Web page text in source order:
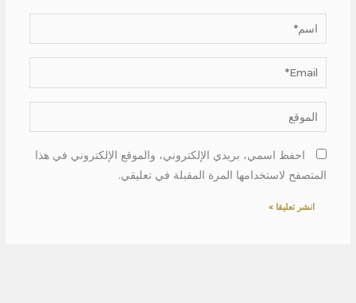
اسم*
Email*
الموقع
احفظ اسمي، بريدي الإلكتروني، والموقع الإلكتروني في هذا
المتصفح لاستخدامها المرة المقبلة في تعليقي.